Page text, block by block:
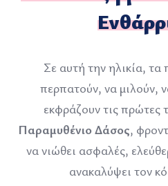
Σε αυτή την ηλικία, τα
περπατούν, να μιλούν,
εκφράζουν τις πρώτες
Παραμυθένιο Δάσος,
να νιώθει ασφαλές,
ανακαλύψει τον